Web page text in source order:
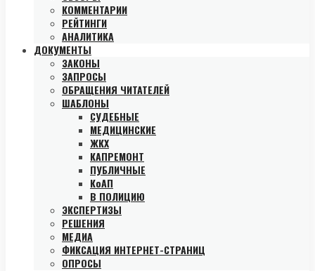
КОММЕНТАРИИ
РЕЙТИНГИ
АНАЛИТИКА
ДОКУМЕНТЫ
ЗАКОНЫ
ЗАПРОСЫ
ОБРАЩЕНИЯ ЧИТАТЕЛЕЙ
ШАБЛОНЫ
СУДЕБНЫЕ
МЕДИЦИНСКИЕ
ЖКХ
КАПРЕМОНТ
ПУБЛИЧНЫЕ
КоАП
В ПОЛИЦИЮ
ЭКСПЕРТИЗЫ
РЕШЕНИЯ
МЕДИА
ФИКСАЦИЯ ИНТЕРНЕТ-СТРАНИЦ
ОПРОСЫ